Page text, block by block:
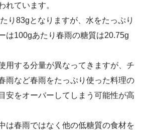
れています。
り83gとなりますが、水をたっぷり
は100gあたり春雨の糖質は20.75g
用する分量が異なってきますが、チ
雨など春雨をたっぷり使った料理の
安をオーバーしてしまう可能性が高
は春雨ではなく他の低糖質の食材を